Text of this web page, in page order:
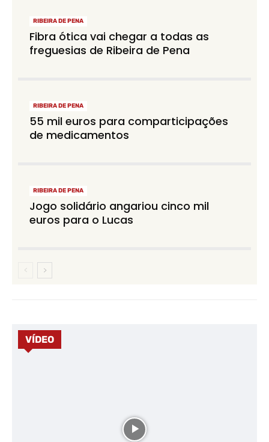
RIBEIRA DE PENA
Fibra ótica vai chegar a todas as
freguesias de Ribeira de Pena
RIBEIRA DE PENA
55 mil euros para comparticipações
de medicamentos
RIBEIRA DE PENA
Jogo solidário angariou cinco mil
euros para o Lucas
VÍDEO